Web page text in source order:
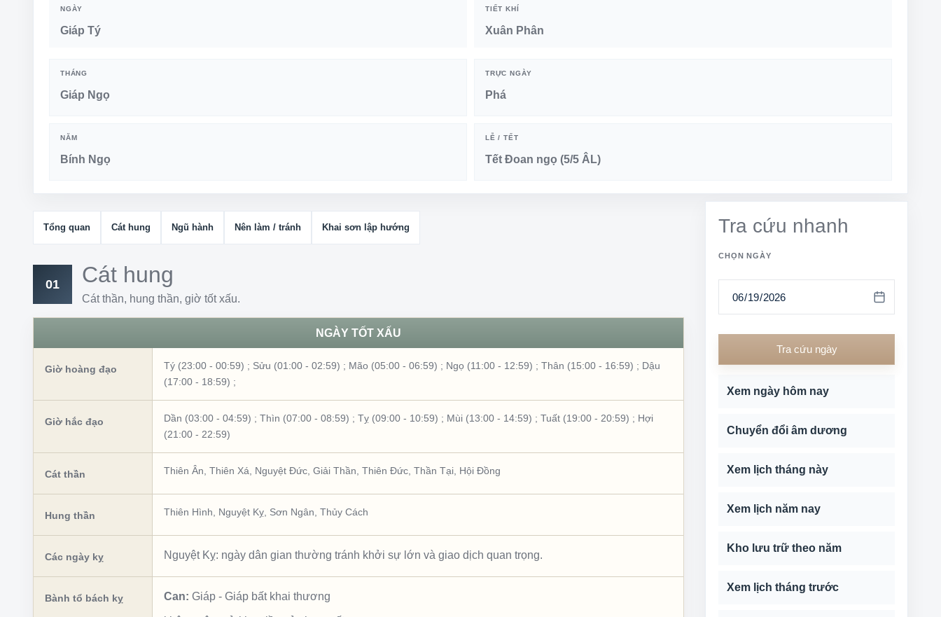
NGÀY
Giáp Tý
TIẾT KHÍ
Xuân Phân
THÁNG
Giáp Ngọ
TRỰC NGÀY
Phá
NĂM
Bính Ngọ
LỄ / TẾT
Tết Đoan ngọ (5/5 ÂL)
Tổng quan Cát hung Ngũ hành Nên làm / tránh Khai sơn lập hướng
01 Cát hung
Cát thần, hung thần, giờ tốt xấu.
NGÀY TỐT XẤU
Giờ hoàng đạo Tý (23:00 - 00:59) ; Sửu (01:00 - 02:59) ; Mão (05:00 - 06:59) ; Ngọ (11:00 - 12:59) ; Thân (15:00 - 16:59) ; Dậu
(17:00 - 18:59) ;
Giờ hắc đạo Dần (03:00 - 04:59) ; Thìn (07:00 - 08:59) ; Tỵ (09:00 - 10:59) ; Mùi (13:00 - 14:59) ; Tuất (19:00 - 20:59) ; Hợi
(21:00 - 22:59)
Cát thần Thiên Ân Thiên Xá Nguyệt Đức Giải Thần Thiên Đức Thần Tại Hội Đồng
Hung thần Thiên Hình Nguyệt Kỵ Sơn Ngân Thủy Cách
Các ngày kỵ Nguyệt Kỵ: ngày dân gian thường tránh khởi sự lớn và giao dịch quan trọng.
Bành tổ bách kỵ Can: Giáp - Giáp bất khai thương
Tra cứu nhanh
CHỌN NGÀY
Tra cứu ngày
Xem ngày hôm nay
Chuyển đổi âm dương
Xem lịch tháng này
Xem lịch năm nay
Kho lưu trữ theo năm
Xem lịch tháng trước